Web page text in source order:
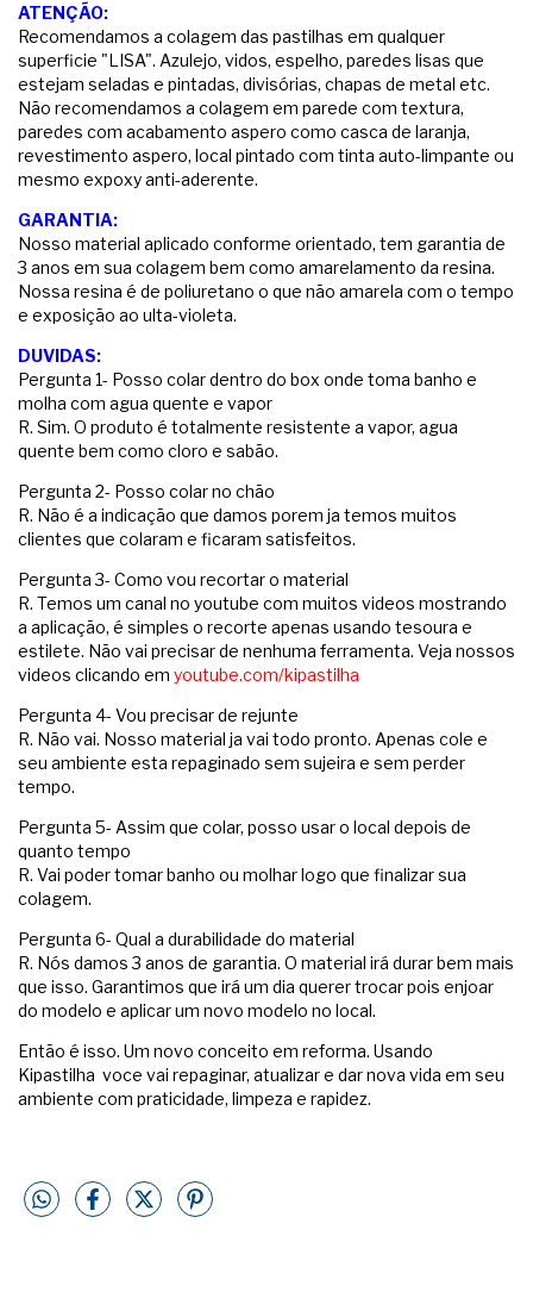
ATENÇÃO:
Recomendamos a colagem das pastilhas em qualquer
superficie "LISA". Azulejo, vidos, espelho, paredes lisas que
estejam seladas e pintadas, divisórias, chapas de metal etc.
Não recomendamos a colagem em parede com textura,
paredes com acabamento aspero como casca de laranja,
revestimento aspero, local pintado com tinta auto-limpante ou
mesmo expoxy anti-aderente.
GARANTIA:
Nosso material aplicado conforme orientado, tem garantia de
3 anos em sua colagem bem como amarelamento da resina.
Nossa resina é de poliuretano o que não amarela com o tempo
e exposição ao ulta-violeta.
DUVIDAS:
Pergunta 1- Posso colar dentro do box onde toma banho e
molha com agua quente e vapor
R. Sim. O produto é totalmente resistente a vapor, agua
quente bem como cloro e sabão.
Pergunta 2- Posso colar no chão
R. Não é a indicação que damos porem ja temos muitos
clientes que colaram e ficaram satisfeitos.
Pergunta 3- Como vou recortar o material
R. Temos um canal no youtube com muitos videos mostrando
a aplicação, é simples o recorte apenas usando tesoura e
estilete. Não vai precisar de nenhuma ferramenta. Veja nossos
videos clicando em youtube.com/kipastilha
Pergunta 4- Vou precisar de rejunte
R. Não vai. Nosso material ja vai todo pronto. Apenas cole e
seu ambiente esta repaginado sem sujeira e sem perder
tempo.
Pergunta 5- Assim que colar, posso usar o local depois de
quanto tempo
R. Vai poder tomar banho ou molhar logo que finalizar sua
colagem.
Pergunta 6- Qual a durabilidade do material
R. Nós damos 3 anos de garantia. O material irá durar bem mais
que isso. Garantimos que irá um dia querer trocar pois enjoar
do modelo e aplicar um novo modelo no local.
Então é isso. Um novo conceito em reforma. Usando
Kipastilha voce vai repaginar, atualizar e dar nova vida em seu
ambiente com praticidade, limpeza e rapidez.